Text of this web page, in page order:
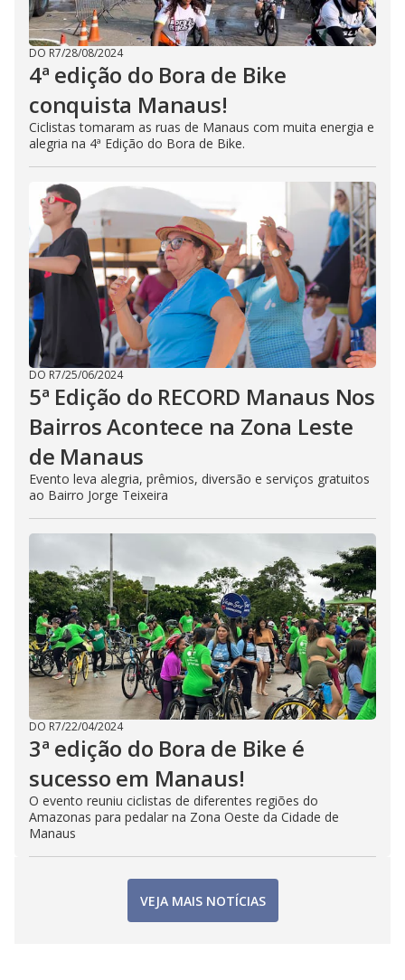
DO R7/28/08/2024
4ª edição do Bora de Bike
conquista Manaus!
Ciclistas tomaram as ruas de Manaus com muita energia e
alegria na 4ª Edição do Bora de Bike.
DO R7/25/06/2024
5ª Edição do RECORD Manaus Nos
Bairros Acontece na Zona Leste
de Manaus
Evento leva alegria, prêmios, diversão e serviços gratuitos
ao Bairro Jorge Teixeira
DO R7/22/04/2024
3ª edição do Bora de Bike é
sucesso em Manaus!
O evento reuniu ciclistas de diferentes regiões do
Amazonas para pedalar na Zona Oeste da Cidade de
Manaus
VEJA MAIS NOTÍCIAS